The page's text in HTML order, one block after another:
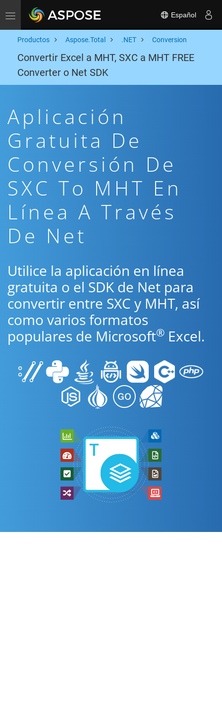
Toggle navigation Español
Productos Aspose.Total .NET Conversion
Convertir Excel a MHT, SXC a MHT FREE
Converter o Net SDK
Aplicación
Gratuita De
Conversión De
SXC To MHT En
Línea A Través
De Net
Utilice la aplicación en línea
gratuita o el SDK de Net para
convertir entre SXC y MHT, así
como varios formatos
populares de Microsoft® Excel.